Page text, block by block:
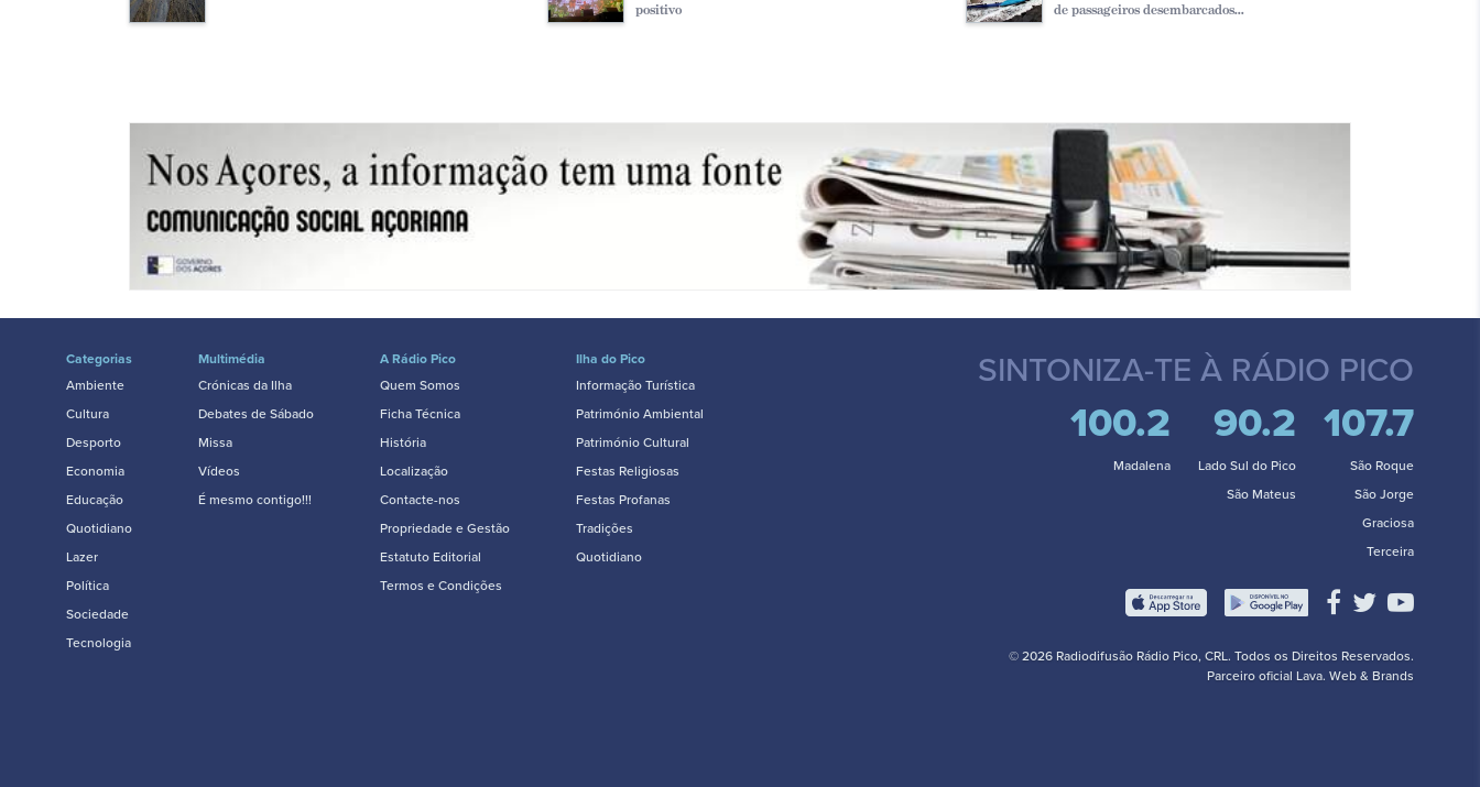
positivo
de passageiros desembarcados...
Categorias
Ambiente
Cultura
Desporto
Economia
Educação
Quotidiano
Lazer
Política
Sociedade
Tecnologia
Multimédia
Crónicas da Ilha
Debates de Sábado
Missa
Vídeos
É mesmo contigo!!!
A Rádio Pico
Quem Somos
Ficha Técnica
História
Localização
Contacte-nos
Propriedade e Gestão
Estatuto Editorial
Termos e Condições
Ilha do Pico
Informação Turística
Património Ambiental
Património Cultural
Festas Religiosas
Festas Profanas
Tradições
Quotidiano
SINTONIZA-TE À RÁDIO PICO
100.2
Madalena
90.2
Lado Sul do Pico
São Mateus
107.7
São Roque
São Jorge
Graciosa
Terceira
© 2026 Radiodifusão Rádio Pico, CRL. Todos os Direitos Reservados.
Parceiro oficial Lava. Web & Brands